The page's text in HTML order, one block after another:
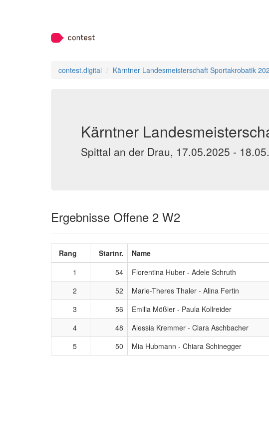
contest.digital Kärntner Landesmeisterschaft Sportakrobatik
Kärntner
Spittal an der Drau, 17.05.2025 -
Ergebnisse Offene 2 W2
Rang Startnr. Name
1
54 Florentina Huber - Adele Schruth
2
52 Marie-Theres Thaler - Alina Fertin
3
56 Emilia Mößler - Paula Kollreider
4
48 Alessia Kremmer - Clara Aschbacher
5
50 Mia Hubmann - Chiara Schinegger